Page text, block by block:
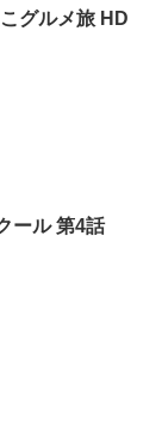
グルメ旅 HD
ール 第4話